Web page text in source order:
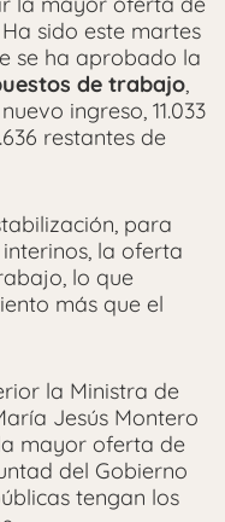
sido este martes
se ha aprobado la
de trabajo,
ingreso, 11.033
restantes de
para
la oferta
lo que
más que el
la Ministra de
Jesús Montero
mayor oferta de
del Gobierno
tengan los